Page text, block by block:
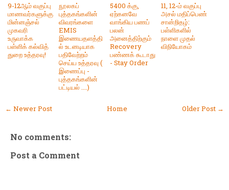
9-12ஆம் வகுப்பு
மாணவர்களுக்கு
மின்னஞ்சல்
முகவரி
உருவாக்க
பள்ளிக் கல்வித்
துறை உத்தரவு!
நூலகப்
புத்தகங்களின்
விவரங்களை
EMIS
இணையதளத்தி
ல் உடனடியாக
பதிவேற்றம்
செய்ய உத்தரவு (
இணைப்பு -
புத்தகங்களின்
பட்டியல் ....)
5400 க்கு,
ஏற்கனவே
வாங்கிய பணப்
பலன்
அனைத்திற்கும்
Recovery
பண்ணக் கூடாது
- Stay Order
11, 12-ம் வகுப்பு
அசல் மதிப்பெண்
சான்றிதழ்:
பள்ளிகளில்
நாளை முதல்
விநியோகம்
← Newer Post Older Post →
Home
No comments:
Post a Comment